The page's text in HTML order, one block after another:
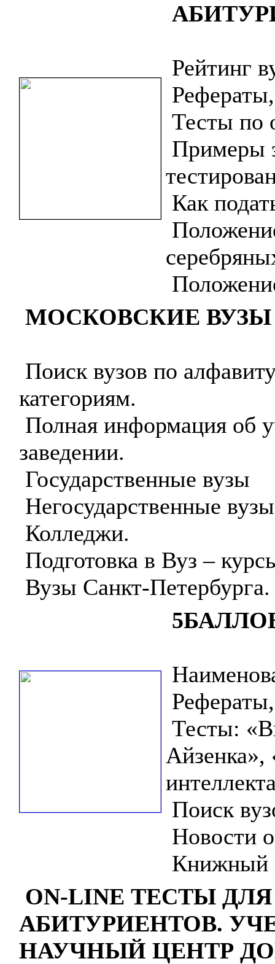
Рейтинг
Тесты по
Примеры
Как
МОСКОВСКИЕ ВУЗЫ
Поиск вузов по
категориям.
Полная информация об
заведении.
Государственные вузы
Негосударственные
Колледжи.
Подготовка в Вуз –
Вузы Санкт-Петербурга.
Тесты:
Айзенка»,
Поиск
Новости
Книжный
ON-LINE ТЕСТЫ ДЛЯ
АБИТУРИЕНТОВ.
НАУЧНЫЙ ЦЕНТР